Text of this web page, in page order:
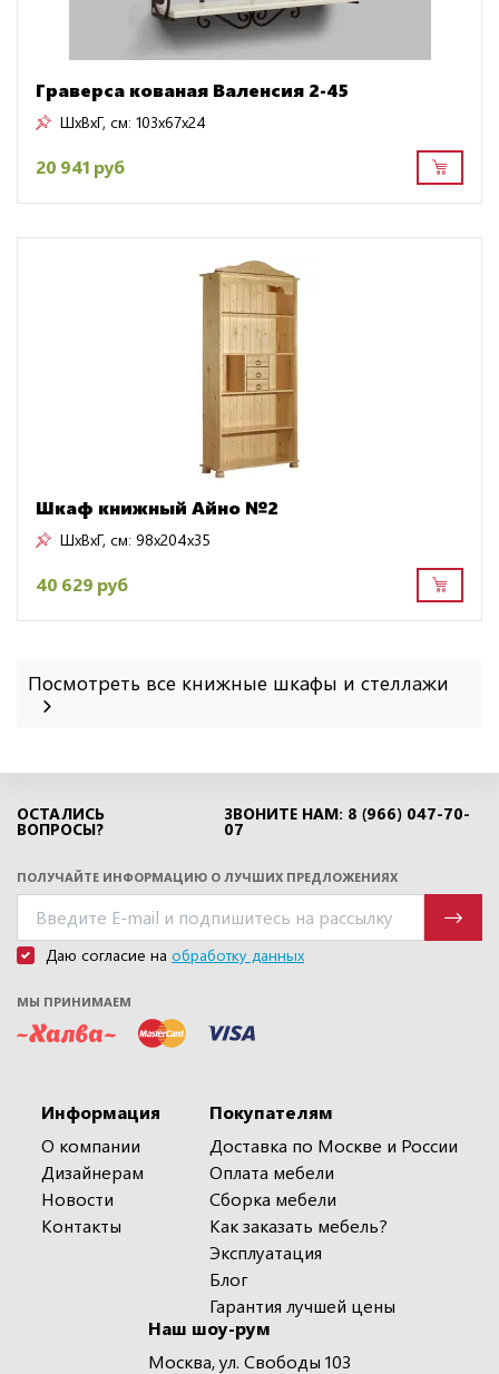
Граверса кованая Валенсия 2-45
ШxВxГ, см: 103x67x24
20 941 руб
Шкаф книжный Айно №2
ШxВxГ, см: 98x204x35
40 629 руб
Посмотреть все книжные шкафы и стеллажи
ОСТАЛИСЬ
ВОПРОСЫ?
ЗВОНИТЕ НАМ: 8 (966) 047-70-
07
ПОЛУЧАЙТЕ ИНФОРМАЦИЮ О ЛУЧШИХ ПРЕДЛОЖЕНИЯХ
Даю согласие на обработку данных
МЫ ПРИНИМАЕМ
Информация
О компании
Дизайнерам
Новости
Контакты
Покупателям
Доставка по Москве и России
Оплата мебели
Сборка мебели
Как заказать мебель?
Эксплуатация
Блог
Гарантия лучшей цены
Наш шоу-рум
Москва, ул. Свободы 103